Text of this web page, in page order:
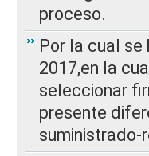
proceso.
Por la cual se
2017,en la
seleccionar
presente